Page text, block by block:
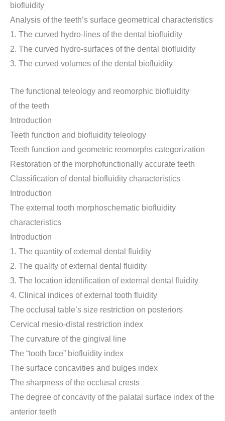
biofluidity
Analysis of the teeth’s surface geometrical characteristics
1. The curved hydro-lines of the dental biofluidity
2. The curved hydro-surfaces of the dental biofluidity
3. The curved volumes of the dental biofluidity
The functional teleology and reomorphic biofluidity
of the teeth
Introduction
Teeth function and biofluidity teleology
Teeth function and geometric reomorphs categorization
Restoration of the morphofunctionally accurate teeth
Classification of dental biofluidity characteristics
Introduction
The external tooth morphoschematic biofluidity
characteristics
Introduction
1. The quantity of external dental fluidity
2. The quality of external dental fluidity
3. The location identification of external dental fluidity
4. Clinical indices of external tooth fluidity
The occlusal table’s size restriction on posteriors
Cervical mesio-distal restriction index
The curvature of the gingival line
The “tooth face” biofluidity index
The surface concavities and bulges index
The sharpness of the occlusal crests
The degree of concavity of the palatal surface index of the
anterior teeth